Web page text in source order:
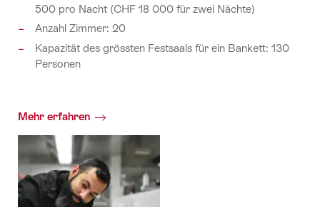
500 pro Nacht (CHF 18 000 für zwei Nächte)
Anzahl Zimmer: 20
Kapazität des grössten Festsaals für ein Bankett: 130
Personen
Mehr erfahren